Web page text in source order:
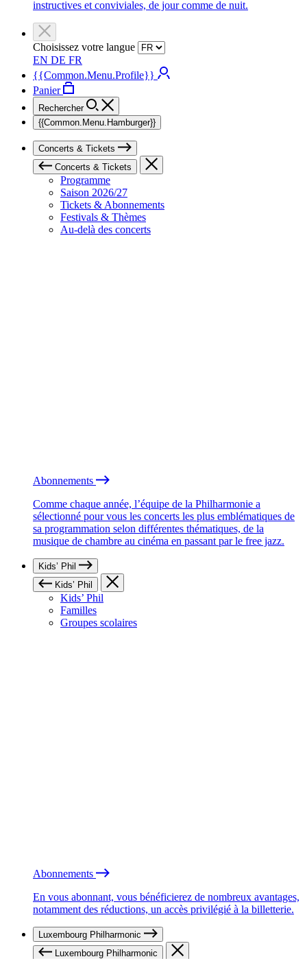
instructives et conviviales, de jour comme de nuit.
Choisissez votre langue
EN DE FR
{{Common.Menu.Profile}}
Panier
Rechercher
{{Common.Menu.Hamburger}}
Concerts & Tickets
Concerts & Tickets
Programme
Saison 2026/27
Tickets & Abonnements
Festivals & Thèmes
Au-delà des concerts
Abonnements
Comme chaque année, l’équipe de la Philharmonie a
sélectionné pour vous les concerts les plus emblématiques de
sa programmation selon différentes thématiques, de la
musique de chambre au cinéma en passant par le free jazz.
Kids’ Phil
Kids’ Phil
Kids’ Phil
Familles
Groupes scolaires
Abonnements
En vous abonnant, vous bénéficierez de nombreux avantages,
notamment des réductions, un accès privilégié à la billetterie.
Luxembourg Philharmonic
Luxembourg Philharmonic